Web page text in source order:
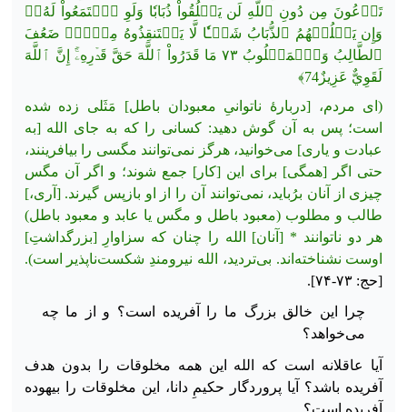
تَدۡعُونَ مِن دُونِ ٱللَّهِ لَن يَخۡلُقُواْ ذُبَابٗا وَلَوِ ٱجۡتَمَعُواْ لَهُۥۖ
وَإِن يَسۡلُبۡهُمُ ٱلذُّبَابُ شَيۡـٔٗا لَّا يَسۡتَنقِذُوهُ مِنۡهُۚ ضَعُفَ
ٱلطَّالِبُ وَٱلۡمَطۡلُوبُ ٧٣ مَا قَدَرُواْ ٱللَّهَ حَقَّ قَدۡرِهِۦٓۚ إِنَّ ٱللَّهَ
لَقَوِيٌّ عَزِيزٌ74﴾
(ای مردم، [دربارۀ ناتوانیِ معبودان باطل] مَثَلی زده شده
است؛ پس به آن گوش دهید: کسانی را که به جای الله [به
عبادت و یاری] می‌خوانید، هرگز نمی‌توانند مگسی را بیافرینند،
حتی اگر [همگی] برای این [کار] جمع شوند؛ و اگر آن مگس
چیزی از آنان برُباید، نمی‌توانند آن را از او بازپس گیرند. [آری،]
طالب و مطلوب (معبود باطل و مگس یا عابد و معبود باطل)
هر دو ناتوانند * [آنان] الله را چنان که سزاوارِ [بزرگداشتِ]
اوست نشناخته‌اند. بی‌تردید، الله نیرومندِ شکست‌ناپذیر است).
[حج: ۷۳-۷۴].
چرا این خالق بزرگ ما را آفریده است؟ و از ما چه
می‌خواهد؟
آیا عاقلانه است که الله این همه مخلوقات را بدون هدف
آفریده باشد؟ آیا پروردگار حکیمِ دانا، این مخلوقات را بیهوده
آفریده است؟